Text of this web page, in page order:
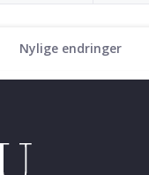
Nylige endringer